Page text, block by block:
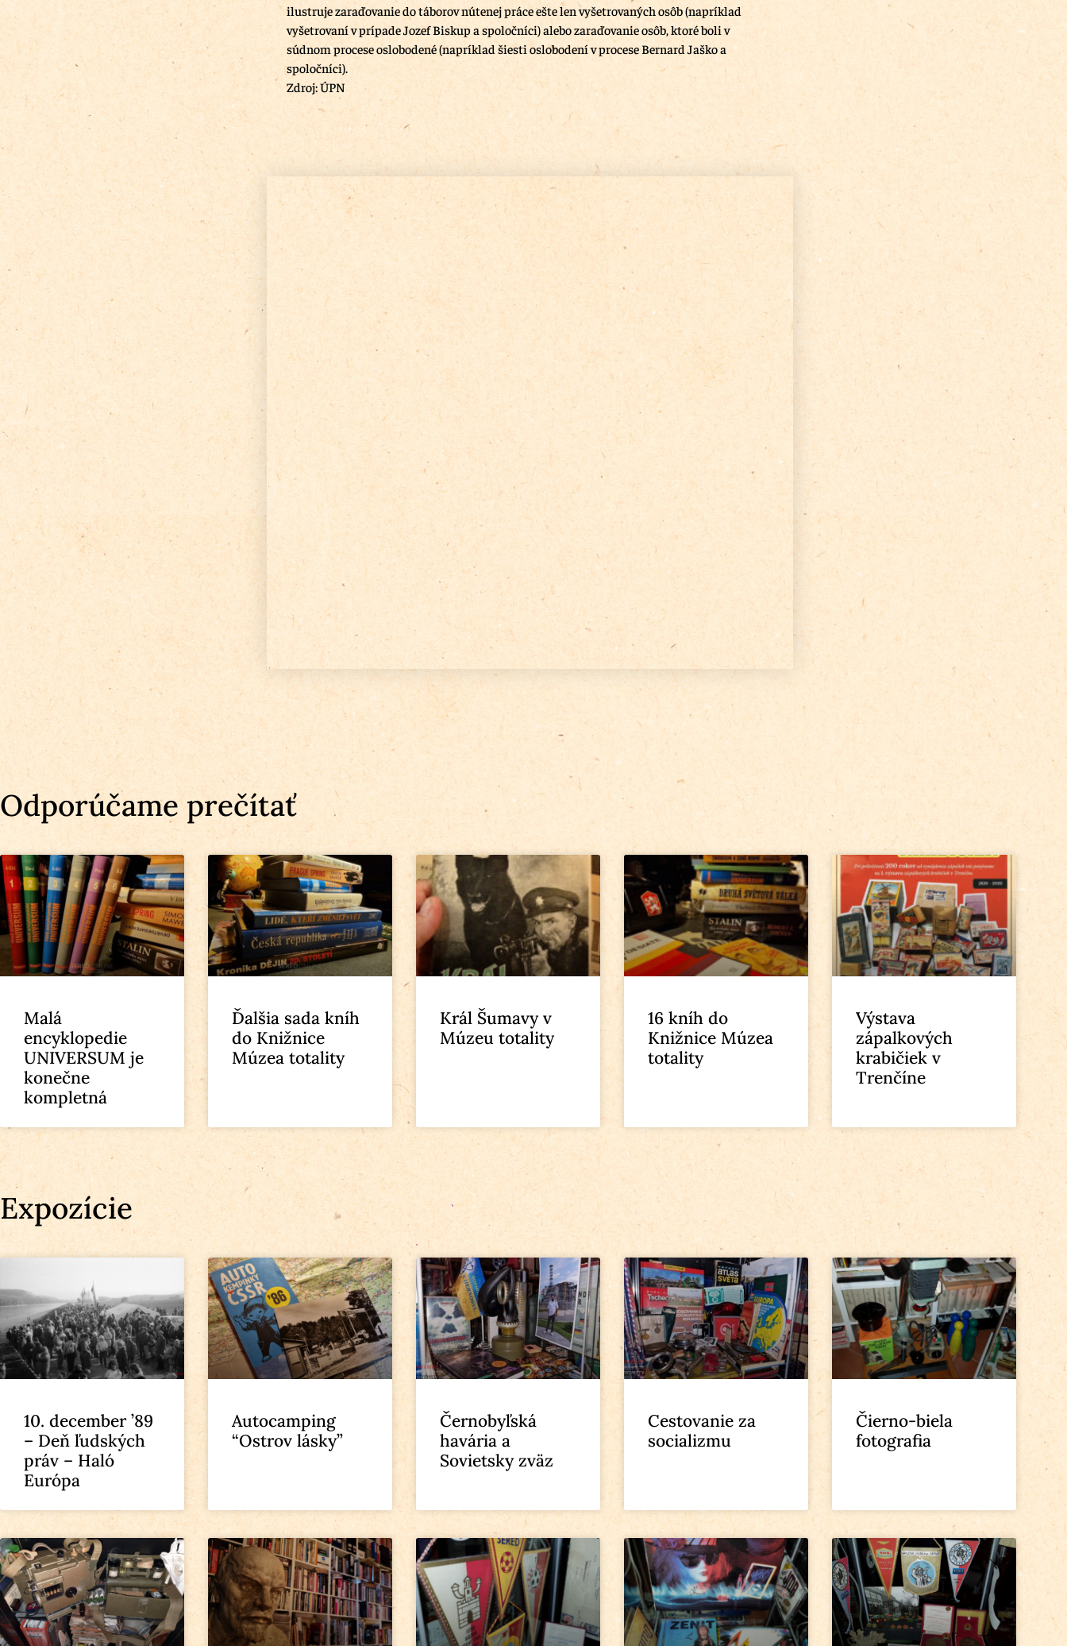
ilustruje zaraďovanie do táborov nútenej práce ešte len vyšetrovaných osôb (napríklad
vyšetrovaní v prípade Jozef Biskup a spoločníci) alebo zaraďovanie osôb, ktoré boli v
súdnom procese oslobodené (napríklad šiesti oslobodení v procese Bernard Jaško a
spoločníci).
Zdroj: ÚPN
Odporúčame prečítať
Malá
encyklopedie
UNIVERSUM je
konečne
kompletná
Ďalšia sada kníh
do Knižnice
Múzea totality
Král Šumavy v
Múzeu totality
16 kníh do
Knižnice Múzea
totality
Výstava
zápalkových
krabičiek v
Trenčíne
Expozície
10. december ’89
– Deň ľudských
práv – Haló
Európa
Autocamping
“Ostrov lásky”
Černobyľská
havária a
Sovietsky zväz
Cestovanie za
socializmu
Čierno-biela
fotografia